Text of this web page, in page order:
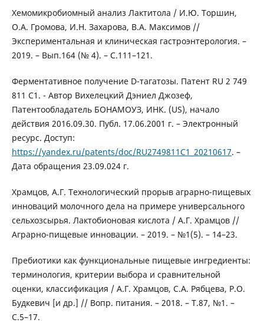
Хемомикробиомный анализ Лактитола / И.Ю. Торшин,
О.А. Громова, И.Н. Захарова, В.А. Максимов //
Экспериментальная и клиническая гастроэнтерология. –
2019. – Вып.164 (№ 4). – С.111–121.
Ферментативное получение D-тагатозы. Патент RU 2 749
811 C1. - Автор Вихелецкий Дэниел Джозеф,
Патентообладатель БОНАМОУЗ, ИНК. (US), начало
действия 2016.09.30. Публ. 17.06.2001 г. – Электронный
ресурс. Доступ:
https://yandex.ru/patents/doc/RU2749811C1_20210617. –
Дата обращения 23.09.024 г.
Храмцов, А.Г. Технологический прорыв аграрно-пищевых
инноваций молочного дела на примере универсального
сельхозсырья. Лактобионовая кислота / А.Г. Храмцов //
Аграрно-пищевые инновации. – 2019. – №1(5). – 14–23.
Пребиотики как функциональные пищевые ингредиенты:
терминология, критерии выбора и сравнительной
оценки, классификация / А.Г. Храмцов, С.А. Рябцева, Р.О.
Будкевич [и др.] // Вопр. питания. – 2018. – Т.87, №1. –
С.5–17.